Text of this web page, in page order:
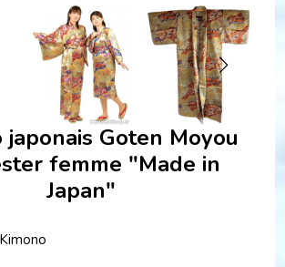
japonais Goten Moyou
femme "Made in
Japan"